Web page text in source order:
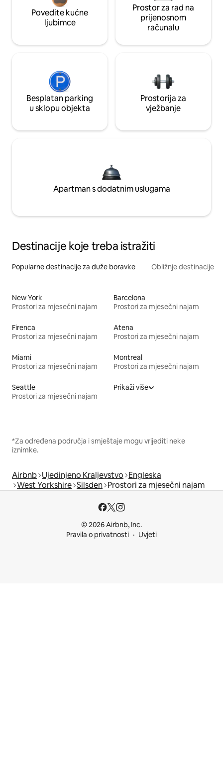
Povedite kućne
ljubimce
Prostor za rad na
prijenosnom
računalu
Besplatan parking
u sklopu objekta
Prostorija za
vježbanje
Apartman s dodatnim uslugama
Destinacije koje treba istražiti
Popularne destinacije za duže boravke Obližnje destinacije
New York
Prostori za mjesečni najam
Barcelona
Prostori za mjesečni najam
Firenca
Prostori za mjesečni najam
Atena
Prostori za mjesečni najam
Miami
Prostori za mjesečni najam
Montreal
Prostori za mjesečni najam
Seattle
Prostori za mjesečni najam
Prikaži više
*Za određena područja i smještaje mogu vrijediti neke
iznimke.
Airbnb Ujedinjeno Kraljevstvo Engleska
West Yorkshire Silsden Prostori za mjesečni najam
© 2026 Airbnb, Inc.
Pravila o privatnosti
Uvjeti